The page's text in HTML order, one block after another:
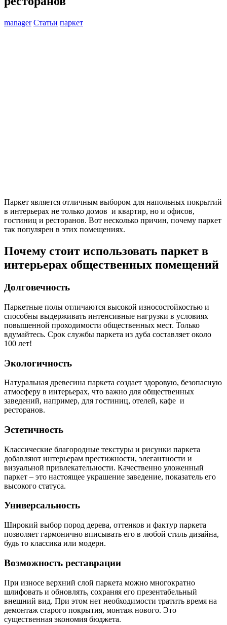
manager Статьи паркет
Паркет является отличным выбором для напольных покрытий
в интерьерах не только домов и квартир, но и офисов,
гостиниц и ресторанов. Вот несколько причин, почему паркет
так популярен в этих помещениях.
Почему стоит использовать паркет в
интерьерах общественных помещений
Долговечность
Паркетные полы отличаются высокой износостойкостью и
способны выдерживать интенсивные нагрузки в условиях
повышенной проходимости общественных мест. Только
вдумайтесь. Срок службы паркета из дуба составляет около
100 лет!
Экологичность
Натуральная древесина паркета создает здоровую, безопасную
атмосферу в интерьерах, что важно для общественных
заведений, например, для гостиниц, отелей, кафе и
ресторанов.
Эстетичность
Классические благородные текстуры и рисунки паркета
добавляют интерьерам престижности, элегантности и
визуальной привлекательности. Качественно уложенный
паркет – это настоящее украшение заведение, показатель его
высокого статуса.
Универсальность
Широкий выбор пород дерева, оттенков и фактур паркета
позволяет гармонично вписывать его в любой стиль дизайна,
будь то классика или модерн.
Возможность реставрации
При износе верхний слой паркета можно многократно
шлифовать и обновлять, сохраняя его презентабельный
внешний вид. При этом нет необходимости тратить время на
демонтаж старого покрытия, монтаж нового. Это
существенная экономия бюджета.